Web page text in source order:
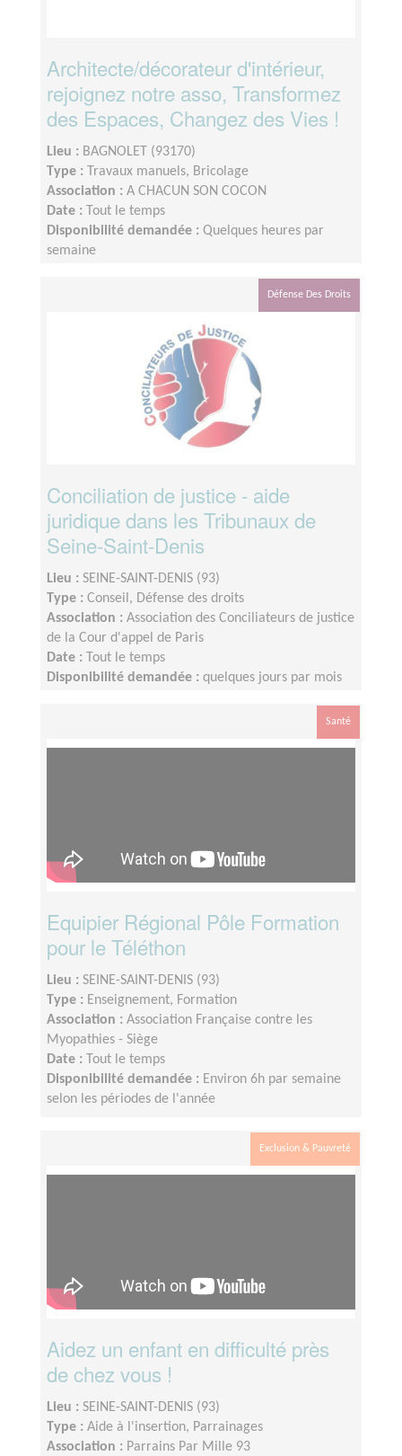
Architecte/décorateur d'intérieur,
rejoignez notre asso, Transformez
des Espaces, Changez des Vies !
Lieu : BAGNOLET (93170)
Type :
Travaux manuels, Bricolage
Association : A CHACUN SON COCON
Date :
Tout le temps
Disponibilité demandée : Quelques heures par
semaine
Défense Des Droits
Conciliation de justice - aide
juridique dans les Tribunaux de
Seine-Saint-Denis
Lieu : SEINE-SAINT-DENIS (93)
Type : Conseil, Défense des droits
Association : Association des Conciliateurs de justice
de la Cour d'appel de Paris
Date :
Tout le temps
Disponibilité demandée : quelques jours par mois
Santé
Equipier Régional Pôle Formation
pour le Téléthon
Lieu : SEINE-SAINT-DENIS (93)
Type : Enseignement, Formation
Association : Association Française contre les
Myopathies - Siège
Date :
Tout le temps
Disponibilité demandée : Environ 6h par semaine
selon les périodes de l'année
Exclusion & Pauvreté
Aidez un enfant en difficulté près
de chez vous !
Lieu : SEINE-SAINT-DENIS (93)
Type : Aide à l'insertion, Parrainages
Association : Parrains Par Mille 93